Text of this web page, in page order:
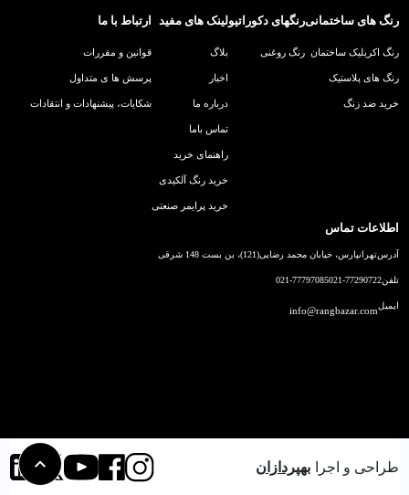
رنگ های ساختمانی
رنگ اکریلیک ساختمان
رنگ های پلاستیک
خرید ضد زنگ
رنگهای دکوراتیو
رنگ روغنی
لینک های مفید
بلاگ
اخبار
درباره ما
تماس باما
راهنمای خرید
خرید رنگ آلکیدی
خرید پرایمر صنعتی
ارتباط با ما
قوانین و مقررات
پرسش ها ی متداول
شکایات، پیشنهادات و انتقادات
اطلاعات تماس
آدرستهرانپارس، خیابان محمد رضایی(121)، بن بست 148 شرقی
تلفن021-77290722
021-77797085
ایمیلinfo@rangbazar.com
طراحی و اجرا بهپردازان